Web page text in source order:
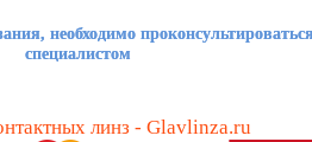
необходимо
специалистом
линз - Glavlinza.ru